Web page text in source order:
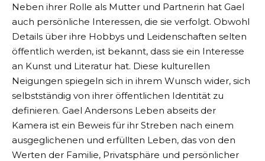
Neben ihrer Rolle als Mutter und Partnerin hat Gael
auch persönliche Interessen, die sie verfolgt. Obwohl
Details über ihre Hobbys und Leidenschaften selten
öffentlich werden, ist bekannt, dass sie ein Interesse
an Kunst und Literatur hat. Diese kulturellen
Neigungen spiegeln sich in ihrem Wunsch wider, sich
selbstständig von ihrer öffentlichen Identität zu
definieren. Gael Andersons Leben abseits der
Kamera ist ein Beweis für ihr Streben nach einem
ausgeglichenen und erfüllten Leben, das von den
Werten der Familie, Privatsphäre und persönlicher